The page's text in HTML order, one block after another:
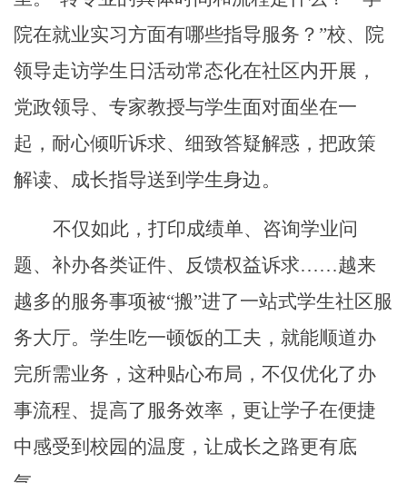
院在就业实习方面有哪些指导服务？”校、院
领导走访学生日活动常态化在社区内开展，
党政领导、专家教授与学生面对面坐在一
起，耐心倾听诉求、细致答疑解惑，把政策
解读、成长指导送到学生身边。
不仅如此，打印成绩单、咨询学业问
题、补办各类证件、反馈权益诉求……越来
越多的服务事项被“搬”进了一站式学生社区服
务大厅。学生吃一顿饭的工夫，就能顺道办
完所需业务，这种贴心布局，不仅优化了办
事流程、提高了服务效率，更让学子在便捷
中感受到校园的温度，让成长之路更有底